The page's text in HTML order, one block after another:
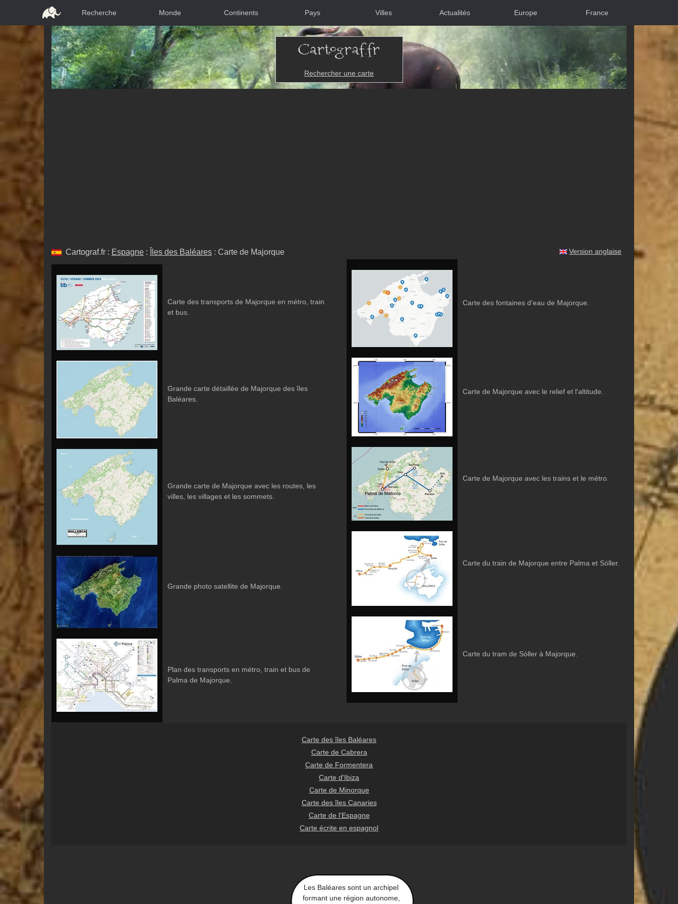
Recherche Monde Continents Pays Villes Actualités Europe France
Rechercher une carte
Cartograf.fr : Espagne : Îles des Baléares : Carte de Majorque
Carte des transports de Majorque en métro, train
et bus.
Grande carte détaillée de Majorque des îles
Baléares.
Grande carte de Majorque avec les routes, les
villes, les villages et les sommets.
Grande photo satellite de Majorque.
Plan des transports en métro, train et bus de
Palma de Majorque.
Version anglaise
Carte des fontaines d'eau de Majorque.
Carte de Majorque avec le relief et l'altitude.
Carte de Majorque avec les trains et le métro.
Carte du train de Majorque entre Palma et Sóller.
Carte du tram de Sóller à Majorque.
Carte des îles Baléares
Carte de Cabrera
Carte de Formentera
Carte d'Ibiza
Carte de Minorque
Carte des îles Canaries
Carte de l'Espagne
Carte écrite en espagnol
Les Baléares sont un archipel
formant une région autonome,